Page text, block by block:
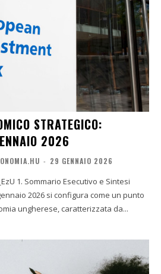
STRATEGICO:
2026
- 29 GENNAIO 2026
Sintesi
ungherese, caratterizzata da...